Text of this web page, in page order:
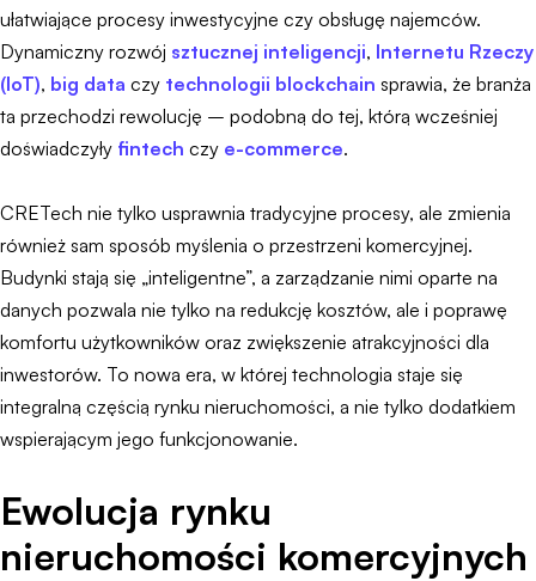
ułatwiające procesy inwestycyjne czy obsługę najemców.
Dynamiczny rozwój sztucznej inteligencji, Internetu Rzeczy
(IoT), big data czy technologii blockchain sprawia, że branża
ta przechodzi rewolucję – podobną do tej, którą wcześniej
doświadczyły fintech czy e-commerce.
CRETech nie tylko usprawnia tradycyjne procesy, ale zmienia
również sam sposób myślenia o przestrzeni komercyjnej.
Budynki stają się „inteligentne”, a zarządzanie nimi oparte na
danych pozwala nie tylko na redukcję kosztów, ale i poprawę
komfortu użytkowników oraz zwiększenie atrakcyjności dla
inwestorów. To nowa era, w której technologia staje się
integralną częścią rynku nieruchomości, a nie tylko dodatkiem
wspierającym jego funkcjonowanie.
Ewolucja rynku
nieruchomości komercyjnych